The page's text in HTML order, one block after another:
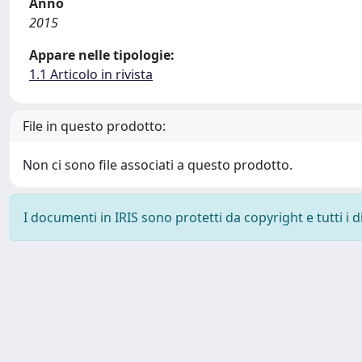
2015
Appare nelle tipologie:
1.1 Articolo in rivista
File in questo prodotto:
Non ci sono file associati a questo prodotto.
I documenti in IRIS sono protetti da copyright e tutti i